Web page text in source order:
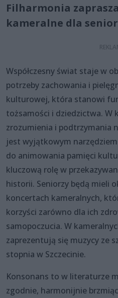
Filharmonia
kameralne dla
Współczesny świat staje w
potrzeby zachowania i
kulturowej, która stanowi
tożsamości i dziedzictwa. W
zrozumienia i podtrzymania
jest wyjątkowym
do animowania pamięci
kluczową rolę w
historii. Seniorzy będą mieli
koncertach kameralnych,
korzyści zarówno dla ich
samopoczucia. W
zaprezentują się muzycy ze
stopnia w Szczecinie.
Konsonans to w literaturze
zgodnie, harmonijnie